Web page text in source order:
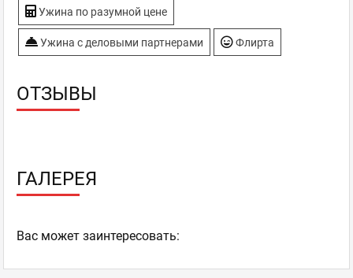
Ужина по разумной цене
Ужина с деловыми партнерами Флирта
ОТЗЫВЫ
ГАЛЕРЕЯ
Ваc может заинтересовать: